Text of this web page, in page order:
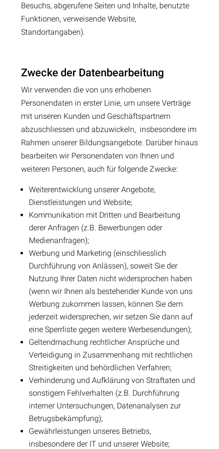
Besuchs, abgerufene Seiten und Inhalte, benutzte
Funktionen, verweisende Website,
Standortangaben).
Zwecke der Datenbearbeitung
Wir verwenden die von uns erhobenen
Personendaten in erster Linie, um unsere Verträge
mit unseren Kunden und Geschäftspartnern
abzuschliessen und abzuwickeln, insbesondere im
Rahmen unserer Bildungsangebote. Darüber hinaus
bearbeiten wir Personendaten von Ihnen und
weiteren Personen, auch für folgende Zwecke:
Weiterentwicklung unserer Angebote,
Dienstleistungen und Website;
Kommunikation mit Dritten und Bearbeitung
derer Anfragen (z.B. Bewerbungen oder
Medienanfragen);
Werbung und Marketing (einschliesslich
Durchführung von Anlässen), soweit Sie der
Nutzung Ihrer Daten nicht widersprochen haben
(wenn wir Ihnen als bestehender Kunde von uns
Werbung zukommen lassen, können Sie dem
jederzeit widersprechen, wir setzen Sie dann auf
eine Sperrliste gegen weitere Werbesendungen);
Geltendmachung rechtlicher Ansprüche und
Verteidigung in Zusammenhang mit rechtlichen
Streitigkeiten und behördlichen Verfahren;
Verhinderung und Aufklärung von Straftaten und
sonstigem Fehlverhalten (z.B. Durchführung
interner Untersuchungen, Datenanalysen zur
Betrugsbekämpfung);
Gewährleistungen unseres Betriebs,
insbesondere der IT und unserer Website;